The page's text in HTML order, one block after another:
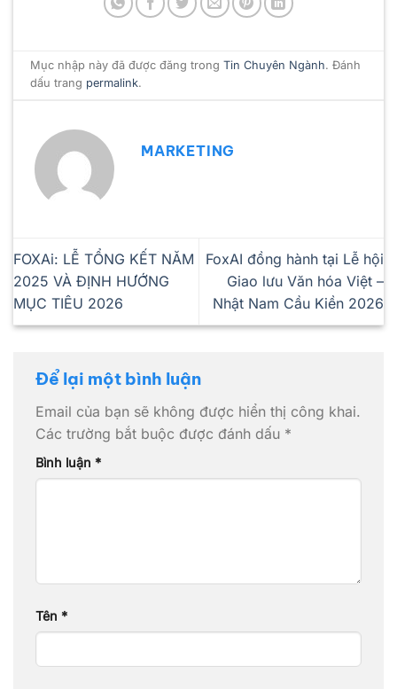
Mục nhập này đã được đăng trongTin Chuyên Ngành. Đánh
dấu trang permalink.
MARKETING
FOXAi: LỄ TỔNG KẾT NĂM
2025 VÀ ĐỊNH HƯỚNG
MỤC TIÊU 2026
FoxAI đồng hành tại Lễ hội
Giao lưu Văn hóa Việt –
Nhật Nam Cầu Kiền 2026
Để lại một bình luận
Email của bạn sẽ không được hiển thị công khai.
Các trường bắt buộc được đánh dấu *
Bình luận *
Tên *